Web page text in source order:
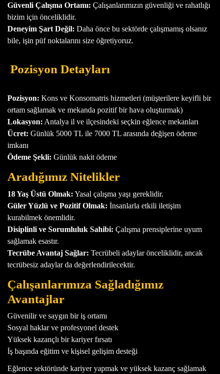
Güvenli Çalışma Ortamı: Çalışanlarımızın güvenliği ve rahatlığı
bizim için önceliklidir.
Deneyim Şart Değil: Daha önce bu sektörde çalışmamış olsanız
bile, işin püf noktalarını size öğretiyoruz.
Pozisyon Detayları
Pozisyon: Kons ve Konsomatris hizmetleri (müşterilere keyifli bir
ortam sağlamak ve mekanda pozitif bir hava oluşturmak)
Lokasyon: Antalya il ve ilçesindeki seçkin eğlence mekanları
Ücret: Günlük 5000 TL ile 7000 TL arasında değişen ödeme
imkanı
Ödeme Şekli: Günlük nakit ödeme
Aradığımız Nitelikler
18 Yaş Üstü Olmak: Yasal çalışma yaşı gereklidir.
Güler Yüzlü ve Pozitif Olmak: İnsanlarla etkili iletişim
kurabilmek önemlidir.
Disiplinli ve Sorumluluk Sahibi: Çalışma prensiplerine uyum
sağlamak esastır.
Tecrübe Avantaj Sağlar: Tecrübeli adaylar önceliklidir, ancak
tecrübesiz adaylar da değerlendirilecektir.
Çalışanlarımıza Sağladığımız
Avantajlar
Güvenilir ve saygın bir iş ortamı
Sosyal haklar ve profesyonel destek
Yüksek kazançlı bir kariyer fırsatı
İş başında eğitim ve kişisel gelişim desteği
Eğlence sektöründe kariyer yapmak ve yüksek kazanç sağlamak